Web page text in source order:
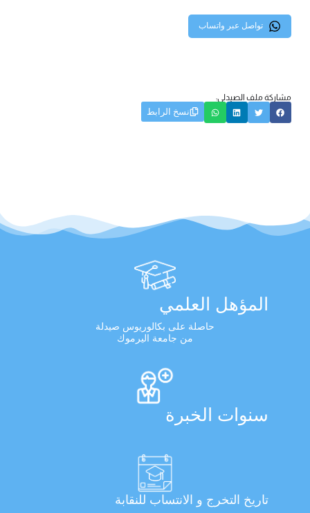
تواصل عبر واتساب
مشاركة ملف الصيدلي:
نسخ الرابط
المؤهل العلمي
حاصلة على بكالوريوس صيدلة
من جامعة اليرموك
سنوات الخبرة
تاريخ التخرج و الانتساب للنقابة